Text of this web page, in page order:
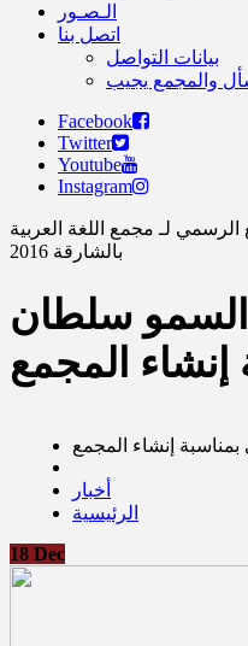
الـصـور
اتصل بنا
بيانات التواصل
والمجمع يجيب
Facebook
Twitter
Youtube
Instagram
لـ مجمع اللغة العربية
بالشارقة 2016
سلطان
إنشاء المجمع
إنشاء المجمع
أخبار
الرئيسية
18 Dec